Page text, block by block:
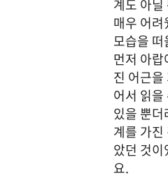
계도 아
매우 어
모습을
먼저 아
진 어근
어서 읽
있을 뿐
계를 가
았던 것
요.